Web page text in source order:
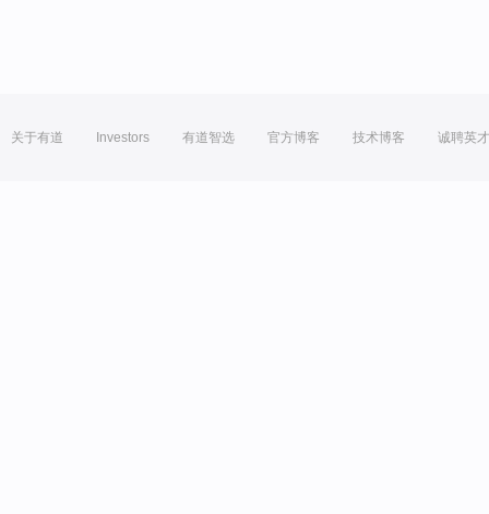
关于有道 Investors 有道智选 官方博客 技术博客 诚聘英才